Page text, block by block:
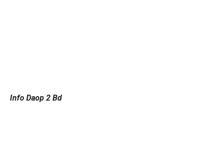
Info Daop 2 Bd